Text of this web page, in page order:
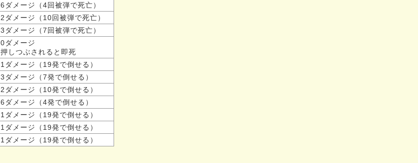
6ダメージ（4回被弾で死亡）
2ダメージ（10回被弾で死亡）
3ダメージ（7回被弾で死亡）
0ダメージ
押しつぶされると即死
1ダメージ（19発で倒せる）
3ダメージ（7発で倒せる）
2ダメージ（10発で倒せる）
6ダメージ（4発で倒せる）
1ダメージ（19発で倒せる）
1ダメージ（19発で倒せる）
1ダメージ（19発で倒せる）